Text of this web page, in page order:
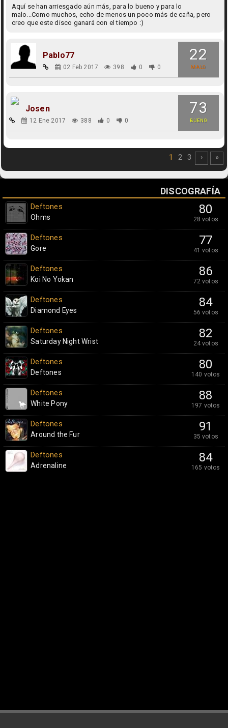
Aquí se han arriesgado aún más, para lo bueno y para lo
malo...Como muchos, echo de menos un poco más de caña, pero
creo que este disco ganará con el tiempo :)
22
MALO
Pablo77
02 Feb 2017 398 0 0
73
BUENO
Josen
12 Ene 2017 388 0 0
1 2 3 › »
DISCOGRAFÍA
80
28 votos
Deftones
Ohms
77
41 votos
Deftones
Gore
86
72 votos
Deftones
Koi No Yokan
84
56 votos
Deftones
Diamond Eyes
82
24 votos
Deftones
Saturday Night Wrist
80
140 votos
Deftones
Deftones
88
197 votos
Deftones
White Pony
91
35 votos
Deftones
Around the Fur
84
165 votos
Deftones
Adrenaline